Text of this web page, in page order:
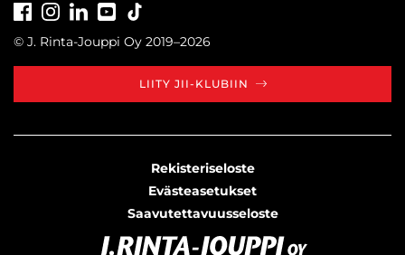
FacebookInstagramLinkedInYoutube
© J. Rinta-Jouppi Oy 2019–2026
LIITY JII-KLUBIIN
Rekisteriseloste
Evästeasetukset
Saavutettavuusseloste